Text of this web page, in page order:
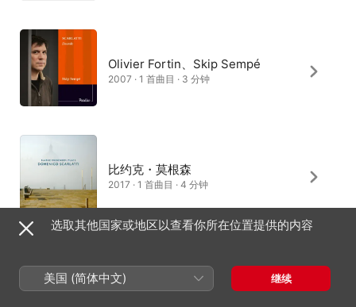
Olivier Fortin、Skip Sempé
2007 · 1 首曲目 · 3 分钟
比约克・莫根森
2017 · 1 首曲目 · 4 分钟
卡洛 · 格兰特
2017 · 1 首曲目 · 4 分钟
选取其他国家或地区以查看你所在位置提供的内容
美国 (简体中文) 继续